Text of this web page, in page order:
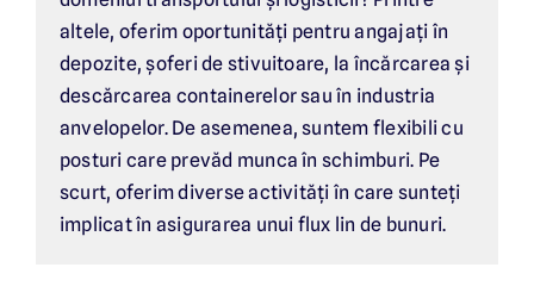
altele, oferim oportunități pentru angajați în
depozite, șoferi de stivuitoare, la încărcarea și
descărcarea containerelor sau în industria
anvelopelor. De asemenea, suntem flexibili cu
posturi care prevăd munca în schimburi. Pe
scurt, oferim diverse activități în care sunteți
implicat în asigurarea unui flux lin de bunuri.